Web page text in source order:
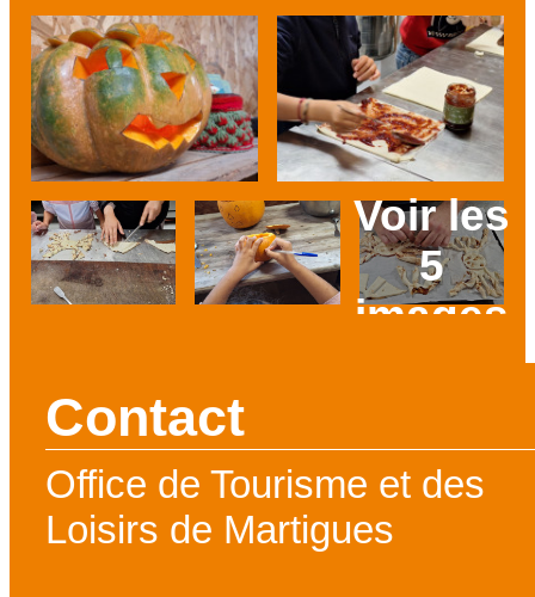
Voir les
5
images
Contact
Office de Tourisme et des
Loisirs de Martigues